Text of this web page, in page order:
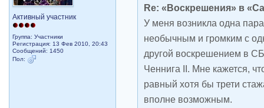
Активный участник
Группа: Участники
Регистрация: 13 Фев 2010, 20:43
Сообщений: 1450
Пол:
Re: «Воскрешения» в
У меня возникла одна
необычным и громким с
другой воскрешением в
Ченнига II. Мне кажется,
равный хотя бы трети
вполне возможным.